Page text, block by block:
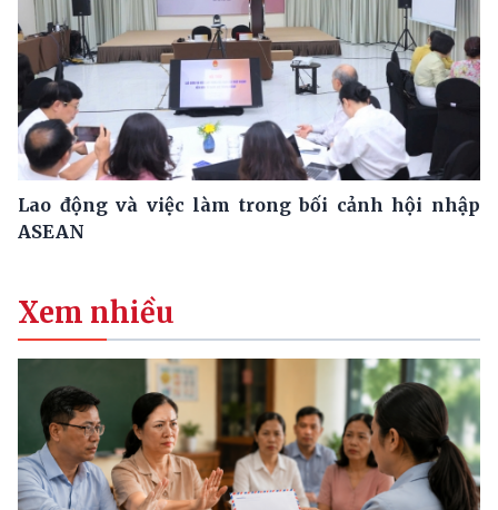
Lao động và việc làm trong bối cảnh hội nhập
ASEAN
Xem nhiều